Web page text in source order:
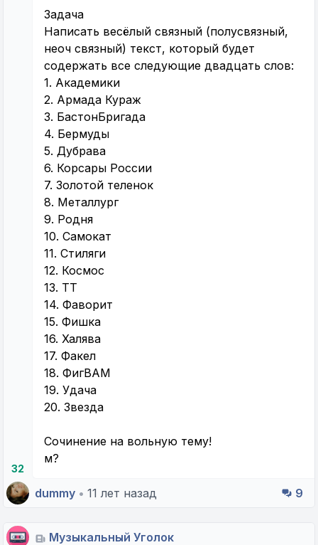
32
Задача
Написать весёлый связный (полусвязный,
неоч связный) текст, который будет
содержать все следующие двадцать слов:
1. Академики
2. Армада Кураж
3. БастонБригада
4. Бермуды
5. Дубрава
6. Корсары России
7. Золотой теленок
8. Металлург
9. Родня
10. Самокат
11. Стиляги
12. Космос
13. ТТ
14. Фаворит
15. Фишка
16. Халява
17. Факел
18. ФигВАМ
19. Удача
20. Звезда
Сочинение на вольную тему!
м?
dummy • 11 лет назад 9
Музыкальный Уголок